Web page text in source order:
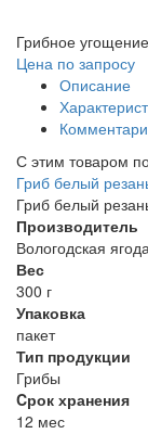
Грибное угощение
Цена по запросу
Описание
С этим товаром
Гриб белый
Гриб белый
Производитель
Вологодская
Вес
300 г
Упаковка
пакет
Тип продукции
Грибы
Cрок хранения
12 мес